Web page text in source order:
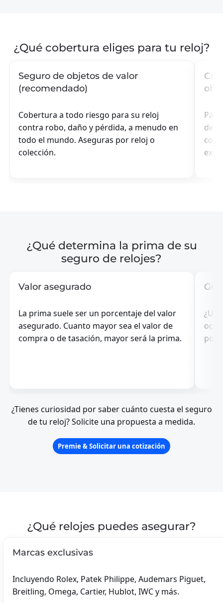
¿Qué cobertura eliges para tu reloj?
Seguro de objetos de valor
(recomendado)
Cobertura a todo riesgo para su reloj
contra robo, daño y pérdida, a menudo en
todo el mundo. Aseguras por reloj o
colección.
del
con
¿Qué determina la prima de su
seguro de relojes?
Valor asegurado
La prima suele ser un porcentaje del valor
asegurado. Cuanto mayor sea el valor de
compra o de tasación, mayor será la prima.
por
¿Tienes curiosidad por saber cuánto cuesta el seguro
de tu reloj? Solicite una propuesta a medida.
Premie & Solicitar una cotización
¿Qué relojes puedes asegurar?
Marcas exclusivas
Incluyendo Rolex, Patek Philippe, Audemars Piguet,
Breitling, Omega, Cartier, Hublot, IWC y más.